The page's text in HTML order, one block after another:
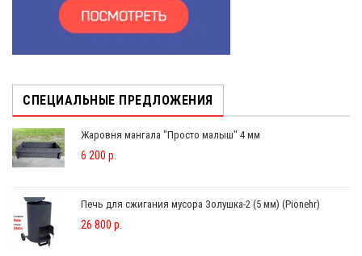
СПЕЦИАЛЬНЫЕ ПРЕДЛОЖЕНИЯ
Жаровня мангала "Просто малыш" 4 мм
6 200 р.
Печь для сжигания мусора Золушка-2 (5 мм) (Pionehr)
26 800 р.